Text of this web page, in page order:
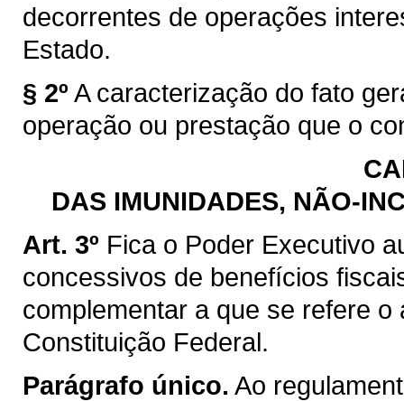
decorrentes de operações
Estado.
§ 2º A caracterização do fato
operação ou prestação que o
DAS IMUNIDADES, NÃO-
Art. 3º Fica o Poder Executivo
concessivos de benefícios
complementar a que se refere
Constituição Federal.
Parágrafo único. Ao